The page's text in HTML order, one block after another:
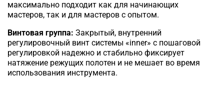
максимально подходит как для начинающих
мастеров, так и для мастеров с опытом.
Винтовая группа: Закрытый, внутренний
регулировочный винт системы «inner» с пошаговой
регулировкой надежно и стабильно фиксирует
натяжение режущих полотен и не мешает во время
использования инструмента.